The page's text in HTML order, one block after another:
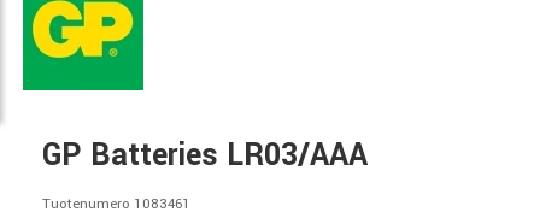
GP Batteries LR03/AAA
Tuotenumero 1083461